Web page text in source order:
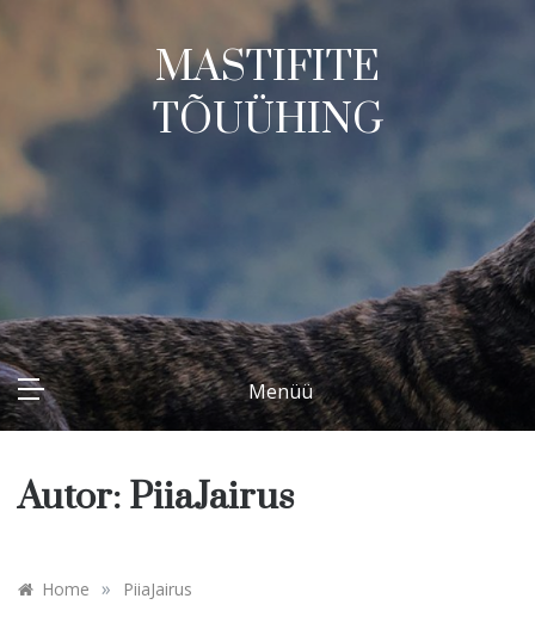
MASTIFITE
TÕUÜHING
Menüü
Autor: PiiaJairus
Home » PiiaJairus